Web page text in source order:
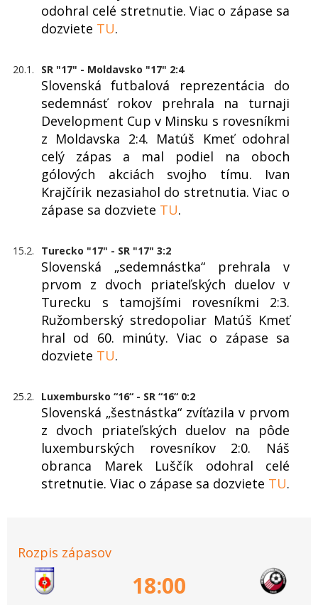
odohral celé stretnutie. Viac o zápase sa
dozviete TU.
20.1. SR "17" - Moldavsko "17" 2:4
Slovenská futbalová reprezentácia do
sedemnásť rokov prehrala na turnaji
Development Cup v Minsku s rovesníkmi
z Moldavska 2:4. Matúš Kmeť odohral
celý zápas a mal podiel na oboch
gólových akciách svojho tímu. Ivan
Krajčírik nezasiahol do stretnutia. Viac o
zápase sa dozviete TU.
15.2. Turecko "17" - SR "17" 3:2
Slovenská „sedemnástka“ prehrala v
prvom z dvoch priateľských duelov v
Turecku s tamojšími rovesníkmi 2:3.
Ružomberský stredopoliar Matúš Kmeť
hral od 60. minúty. Viac o zápase sa
dozviete TU.
25.2. Luxembursko “16“ - SR “16“ 0:2
Slovenská „šestnástka“ zvíťazila v prvom
z dvoch priateľských duelov na pôde
luxemburských rovesníkov 2:0. Náš
obranca Marek Luščík odohral celé
stretnutie. Viac o zápase sa dozviete TU.
Rozpis zápasov
18:00